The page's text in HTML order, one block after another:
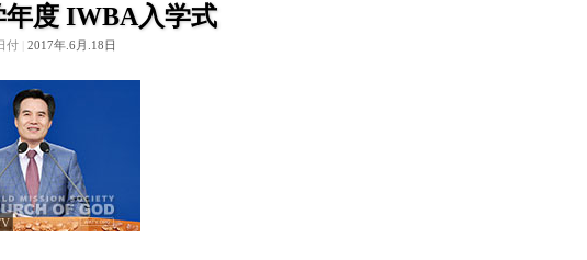
年度 IWBA入学式
付 2017年.6月.18日